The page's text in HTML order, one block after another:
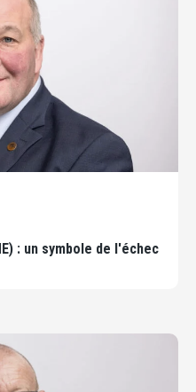
: un symbole de l'échec